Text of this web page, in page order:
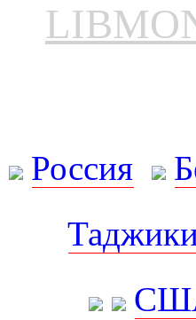
Россия